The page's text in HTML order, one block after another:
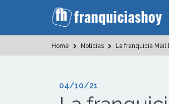
Home Noticias La franquicia Mail
04/10/21